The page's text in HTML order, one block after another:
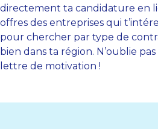
directement ta candidature en
offres des entreprises qui
pour chercher par type de
bien dans ta région. N’oublie
lettre de motivation !